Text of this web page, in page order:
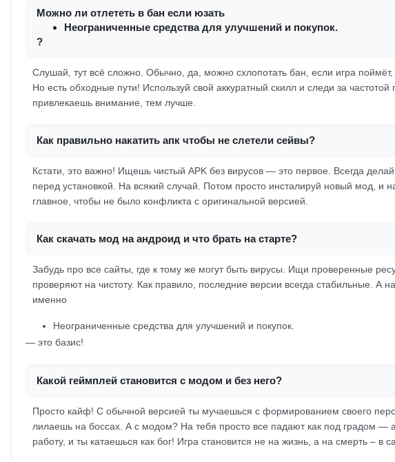
Можно ли отлететь в бан если юзать
Неограниченные средства для улучшений и покупок.
?
Слушай, тут всё сложно. Обычно, да, можно схлопотать бан, если игра
Но есть обходные пути! Используй свой аккуратный скилл и следи за
привлекаешь внимание, тем лучше.
Как правильно накатить апк чтобы не слетели сейвы?
Кстати, это важно! Ищешь чистый APK без вирусов — это первое. Всегда
перед установкой. На всякий случай. Потом просто инсталируй новый мод, и
главное, чтобы не было конфликта с оригинальной версией.
Как скачать мод на андроид и что брать на старте?
Забудь про все сайты, где к тому же могут быть вирусы. Ищи проверенные
проверяют на чистоту. Как правило, последние версии всегда стабильные. А
именно
Неограниченные средства для улучшений и покупок.
— это базис!
Какой геймплей становится с модом и без него?
Просто кайф! С обычной версией ты мучаешься с формированием своего
лилаешь на боссах. А с модом? На тебя просто все падают как под градом —
работу, и ты катаешься как бог! Игра становится не на жизнь, а на смерть –